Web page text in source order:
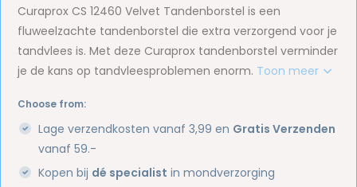
Curaprox CS 12460 Velvet Tandenborstel is een
fluweelzachte tandenborstel die extra verzorgend voor je
tandvlees is. Met deze Curaprox tandenborstel verminder
je de kans op tandvleesproblemen enorm. Toon meer
Choose from:
Lage verzendkosten vanaf 3,99 en Gratis Verzenden
vanaf 59.-
Kopen bij dé specialist in mondverzorging